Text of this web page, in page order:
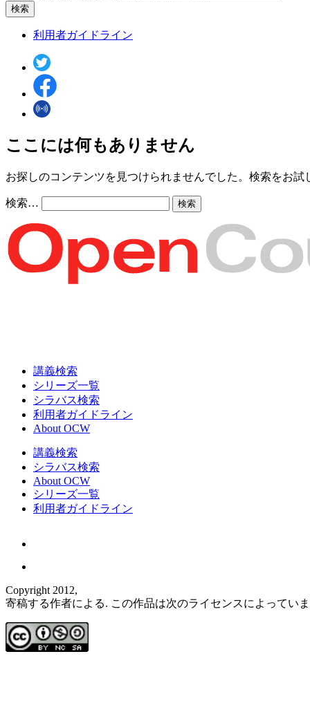
検索
利用者ガイドライン
ここには何もありません
お探しのコンテンツを見つけられませんでした。検索をお試
検索…
講義検索
シリーズ一覧
シラバス検索
利用者ガイドライン
About OCW
講義検索
シラバス検索
About OCW
シリーズ一覧
利用者ガイドライン
Copyright 2012,
寄稿する作者による. この作品は次のライセンスによってい